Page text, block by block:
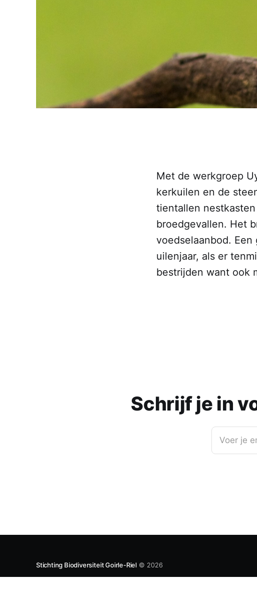
Met de werkgroep
kerkuilen en de
tientallen
broedgevallen. Het
voedselaanbod.
uilenjaar, als er
bestrijden want ook
Schrijf je in
Voer je
Stichting Biodiversiteit Goirle-Riel© 2026